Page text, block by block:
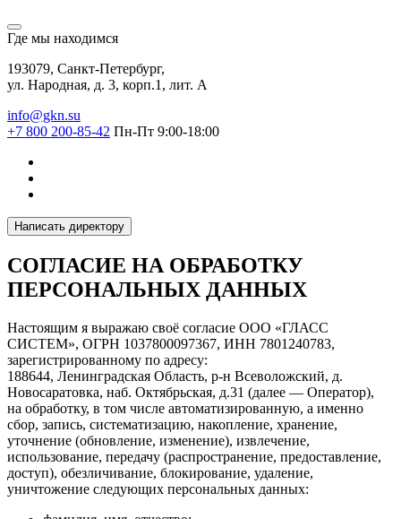
Где мы находимся
193079, Санкт-Петербург,
ул. Народная, д. 3, корп.1, лит. А
info@gkn.su
+7 800 200-85-42 Пн-Пт 9:00-18:00
Написать директору
СОГЛАСИЕ НА ОБРАБОТКУ
ПЕРСОНАЛЬНЫХ ДАННЫХ
Настоящим я выражаю своё согласие ООО «ГЛАСС
СИСТЕМ», ОГРН 1037800097367, ИНН 7801240783,
зарегистрированному по адресу:
188644, Ленинградская Область, р-н Всеволожский, д.
Новосаратовка, наб. Октябрьская, д.31 (далее — Оператор),
на обработку, в том числе автоматизированную, а именно
сбор, запись, систематизацию, накопление, хранение,
уточнение (обновление, изменение), извлечение,
использование, передачу (распространение, предоставление,
доступ), обезличивание, блокирование, удаление,
уничтожение следующих персональных данных: